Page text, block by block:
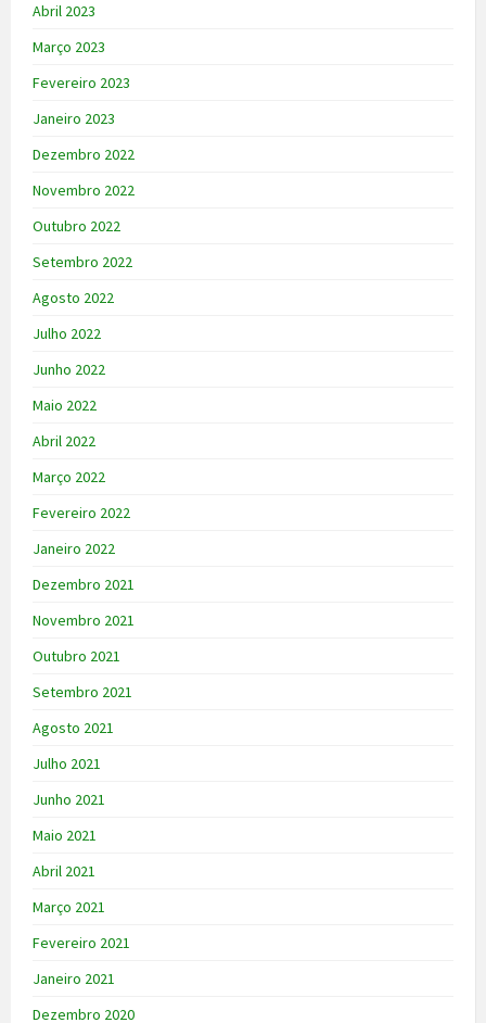
Abril 2023
Março 2023
Fevereiro 2023
Janeiro 2023
Dezembro 2022
Novembro 2022
Outubro 2022
Setembro 2022
Agosto 2022
Julho 2022
Junho 2022
Maio 2022
Abril 2022
Março 2022
Fevereiro 2022
Janeiro 2022
Dezembro 2021
Novembro 2021
Outubro 2021
Setembro 2021
Agosto 2021
Julho 2021
Junho 2021
Maio 2021
Abril 2021
Março 2021
Fevereiro 2021
Janeiro 2021
Dezembro 2020